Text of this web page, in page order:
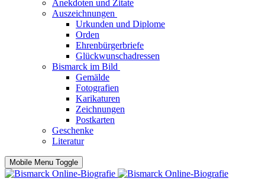
Anekdoten und Zitate
Auszeichnungen
Urkunden und Diplome
Orden
Ehrenbürgerbriefe
Glückwunschadressen
Bismarck im Bild
Gemälde
Fotografien
Karikaturen
Zeichnungen
Postkarten
Geschenke
Literatur
Mobile Menu Toggle